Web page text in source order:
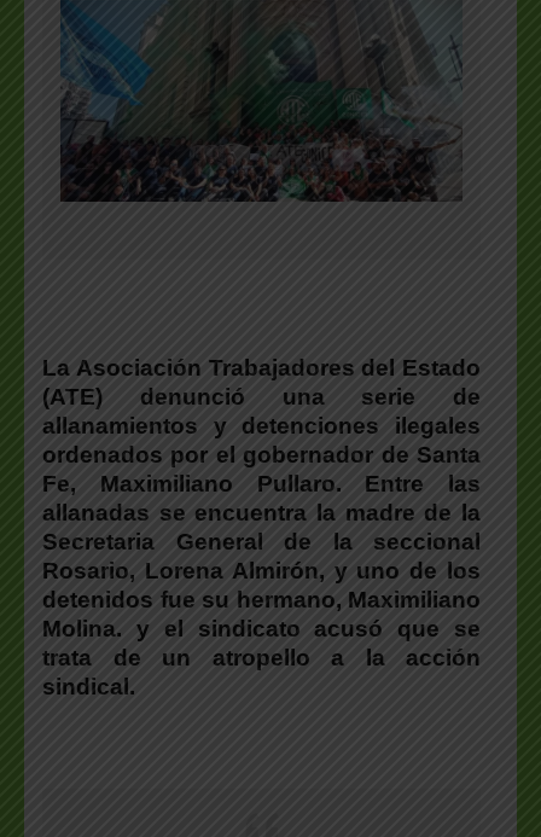
La Asociación Trabajadores del Estado
(ATE) denunció una serie de
allanamientos y detenciones ilegales
ordenados por el gobernador de Santa
Fe, Maximiliano Pullaro. Entre las
allanadas se encuentra la madre de la
Secretaria General de la seccional
Rosario, Lorena Almirón, y uno de los
detenidos fue su hermano, Maximiliano
Molina. y el sindicato acusó que se
trata de un atropello a la acción
sindical.